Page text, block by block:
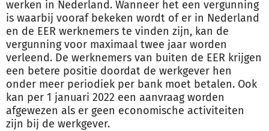
werken in Nederland. Wanneer het een vergunning
is waarbij vooraf bekeken wordt of er in Nederland
en de EER werknemers te vinden zijn, kan de
vergunning voor maximaal twee jaar worden
verleend. De werknemers van buiten de EER krijgen
een betere positie doordat de werkgever hen
onder meer periodiek per bank moet betalen. Ook
kan per 1 januari 2022 een aanvraag worden
afgewezen als er geen economische activiteiten
zijn bij de werkgever.